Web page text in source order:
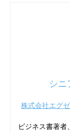
シニ
株式会社エグ
ビジネス書著者